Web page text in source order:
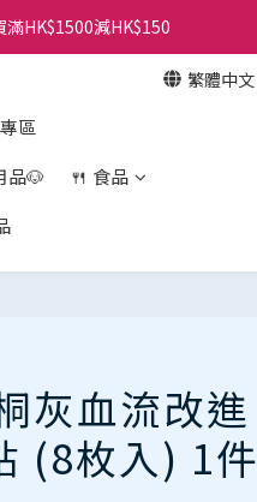
HK$1500減HK$150
繁體中文
區
品🐶
🍴 食品
灰血流改進
(8枚入) 1件